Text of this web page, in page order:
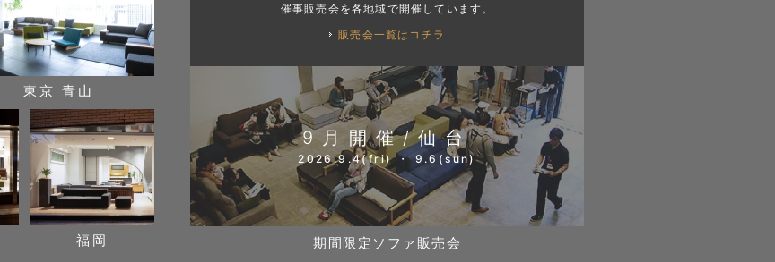
東京 青山
福岡
催事販売会を各地域で開催しています。
販売会一覧はコチラ
9月開催/仙台
2026.9.4(fri) ・ 9.6(sun)
期間限定ソファ販売会